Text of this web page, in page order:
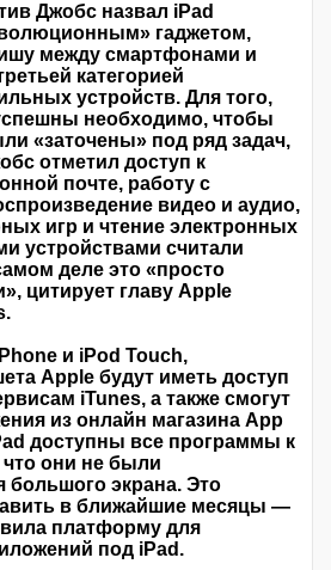
Джобс назвал iPad
гаджетом,
между смартфонами и
категорией
устройств. Для того,
необходимо, чтобы
«заточены» под ряд задач,
отметил доступ к
почте, работу с
видео и аудио,
игр и чтение электронных
устройствами считали
деле это «просто
цитирует главу Apple
и iPod Touch,
Apple будут иметь доступ
iTunes, а также смогут
из онлайн магазина App
доступны все программы к
они не были
большого экрана. Это
в ближайшие месяцы —
платформу для
под iPad.